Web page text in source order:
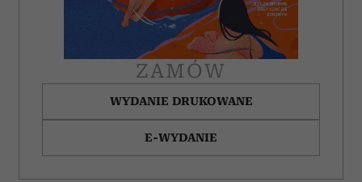
ZAMÓW
WYDANIE DRUKOWANE
E-WYDANIE